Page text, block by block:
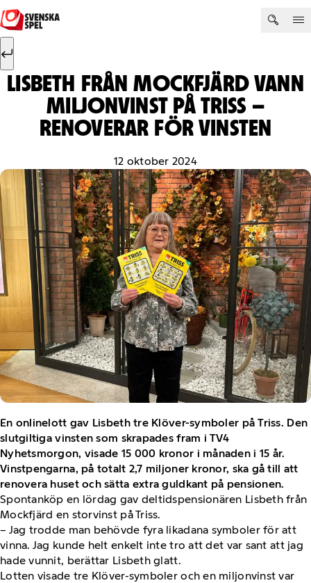
Hoppa till innehåll
Sök efter:
LISBETH FRÅN MOCKFJÄRD VANN
MILJONVINST PÅ TRISS –
RENOVERAR FÖR VINSTEN
12 oktober 2024
En onlinelott gav Lisbeth tre Klöver-symboler på Triss. Den
slutgiltiga vinsten som skrapades fram i TV4
Nyhetsmorgon, visade 15 000 kronor i månaden i 15 år.
Vinstpengarna, på totalt 2,7 miljoner kronor, ska gå till att
renovera huset och sätta extra guldkant på pensionen.
Spontanköp en lördag gav deltidspensionären Lisbeth från
Mockfjärd en storvinst på Triss.
– Jag trodde man behövde fyra likadana symboler för att
vinna. Jag kunde helt enkelt inte tro att det var sant att jag
hade vunnit, berättar Lisbeth glatt.
Lotten visade tre Klöver-symboler och en miljonvinst var